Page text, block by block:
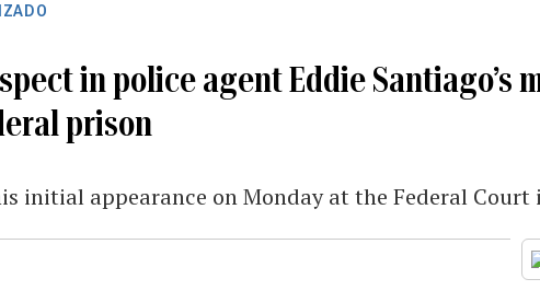
in police agent Eddie Santiago’s
prison
initial appearance on Monday at the Federal Court